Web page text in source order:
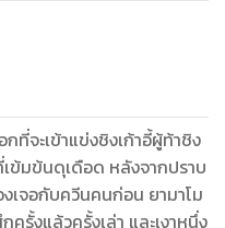
ที่จะเข้าแข่งชิงเก้าอี้ผู้ท้าชิง
ข้มข้นดุเดือด หลังจากปราบ
เจอกับควีนคนก่อน ยามาโม
ครั้งแล้วครั้งเล่า และเงาหนึ่ง